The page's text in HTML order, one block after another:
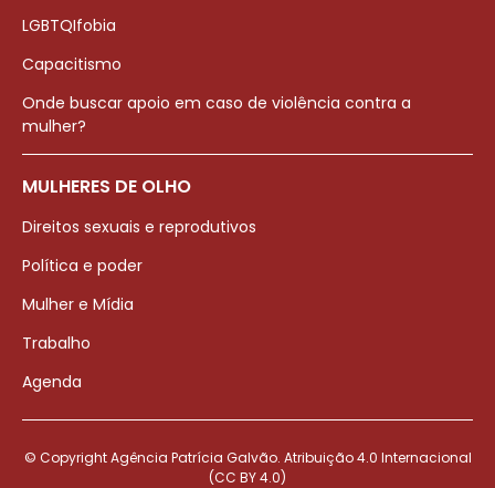
LGBTQIfobia
Capacitismo
Onde buscar apoio em caso de violência contra a
mulher?
MULHERES DE OLHO
Direitos sexuais e reprodutivos
Política e poder
Mulher e Mídia
Trabalho
Agenda
© Copyright Agência Patrícia Galvão. Atribuição 4.0 Internacional
(CC BY 4.0)